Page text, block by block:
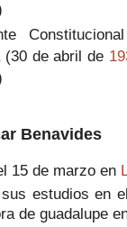
(30 de abril de
Benavides
15 de marzo en
estudios en
de guadalupe